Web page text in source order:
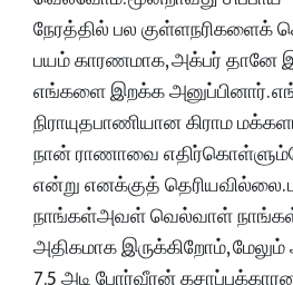
நேரத்தில் பல குள்ளநரிகளைக்
பயம் காரணமாக, அக்பர் தானே
எங்களை இறக்க அனுப்பினார்.
நிராயுதபாணியான கிராம
நான் ராணாவை
என்று எனக்குத் தெரியவில்லை.
நாங்கள்அவள் வெல்வாள்
அதிகமாக இருக்கிறோம்,